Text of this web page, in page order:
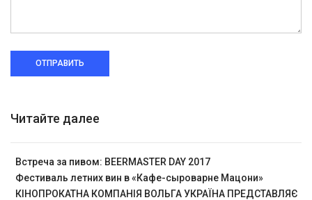
ОТПРАВИТЬ
Читайте далее
Встреча за пивом: BEERMASTER DAY 2017
Фестиваль летних вин в «Кафе-сыроварне Мацони»
КІНОПРОКАТНА КОМПАНІЯ ВОЛЬГА УКРАЇНА ПРЕДСТАВЛЯЄ